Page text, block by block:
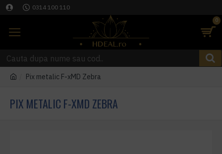
0314 100 110
0
Pix metalic F-xMD Zebra
PIX METALIC F-XMD ZEBRA